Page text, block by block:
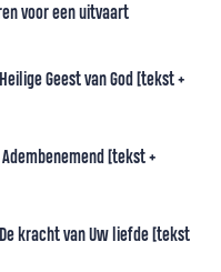
voor een uitvaart
Geest van God [tekst +
[tekst +
kracht van Uw liefde [tekst